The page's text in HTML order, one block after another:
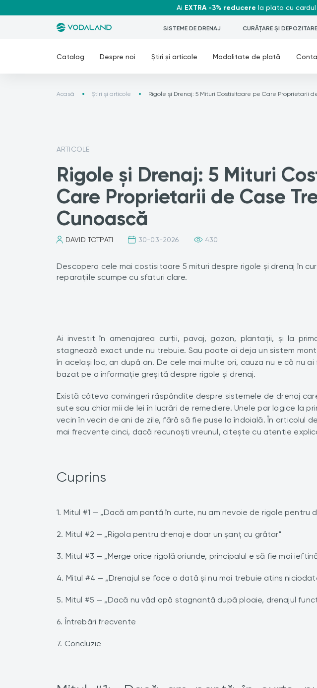
Ai EXTRA -3% reducere la plata cu
SISTEME DE DRENAJ CURĂȚARE ȘI DEPOZITARE
Catalog Despre noi Știri și articole Modalitate de plată
Acasă Știri și articole Rigole și Drenaj: 5 Mituri Costisitoare pe Care Proprietarii
ARTICOLE
Rigole și Drenaj: 5 Mituri
Care Proprietarii de Case
Cunoască
DAVID TOTPATI 30-03-2026 430
Descopera cele mai costisitoare 5 mituri despre rigole și drenaj în
reparațiile scumpe cu sfaturi clare.
Ai investit în amenajarea curții, pavaj, gazon, plantații, și la
stagnează exact unde nu trebuie. Sau poate ai deja un sistem
în același loc, an după an. De cele mai multe ori, cauza nu e că nu
bazat pe o informație greșită despre rigole și drenaj.
Există câteva convingeri răspândite despre sistemele de drenaj
sute sau chiar mii de lei în lucrări de remediere. Unele par logice la
vecin în vecin de ani de zile, fără să fie puse la îndoială. În articolul
mai frecvente cinci, dacă recunoști vreunul, citește cu atenție
Cuprins
1. Mitul #1 — „Dacă am pantă în curte, nu am nevoie de rigole pentru
2. Mitul #2 — „Rigola pentru drenaj e doar un șanț cu grătar"
3. Mitul #3 — „Merge orice rigolă oriunde, principalul e să fie mai
4. Mitul #4 — „Drenajul se face o dată și nu mai trebuie atins
5. Mitul #5 — „Dacă nu văd apă stagnantă după ploaie, drenajul
6. Întrebări frecvente
7. Concluzie